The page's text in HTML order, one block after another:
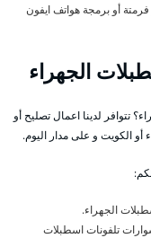
أو برمجة هواتف ايفون
الجهراء
تتوافر لدينا اعمال تصليح أو
الكويت و على مدار اليوم.
الجهراء.
تلفونات اسطبلات